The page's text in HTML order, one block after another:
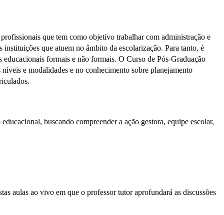
que tem como objetivo trabalhar com administração e
que atuem no âmbito da escolarização. Para tanto, é
educacionais formais e não formais. O Curso de Pós-Graduação
e modalidades e no conhecimento sobre planejamento
buscando compreender a ação gestora, equipe escolar,
aulas ao vivo em que o professor tutor aprofundará as discussões